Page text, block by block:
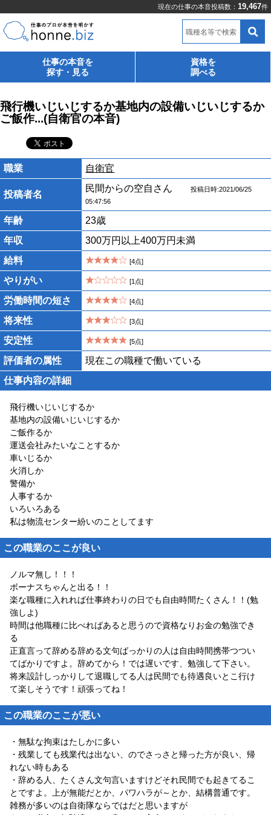
現在の仕事の本音投稿数： 19,467件
職種名等で検索
仕事の本音を
探す・見る
資格を
調べる
飛行機いじいじするか基地内の設備いじいじするか
ご飯作...(自衛官の本音)
職業 自衛官
投稿者名
民間からの空自さん
投稿日時:2021/06/25
05:47:56
年齢
23歳
年収
300万円以上400万円未満
給料
[4点]
やりがい [1点]
労働時間の短さ [4点]
将来性 [3点]
安定性 [5点]
評価者の属性
現在この職種で働いている
仕事内容の詳細
飛行機いじいじするか
基地内の設備いじいじするか
ご飯作るか
運送会社みたいなことするか
車いじるか
火消しか
警備か
人事するか
いろいろある
私は物流センター紛いのことしてます
この職業のここが良い
ノルマ無し！！！
ボーナスちゃんと出る！！
楽な職種に入れれば仕事終わりの日でも自由時間たくさん！！(勉
強しよ)
時間は他職種に比べればあると思うので資格なりお金の勉強でき
る
正直言って辞める辞める文句ばっかりの人は自由時間携帯つつい
てばかりですよ。辞めてから！では遅いです、勉強して下さい。
将来設計しっかりして退職してる人は民間でも待遇良いとこ行け
て楽しそうです！頑張ってね！
この職業のここが悪い
・無駄な拘束はたしかに多い
・残業しても残業代は出ない、のでさっさと帰った方が良い、帰
れない時もある
・辞める人、たくさん文句言いますけどそれ民間でも起きてるこ
とですよ。上が無能だとか、パワハラが～とか、結構普通です。
雑務が多いのは自衛隊ならではだと思いますが